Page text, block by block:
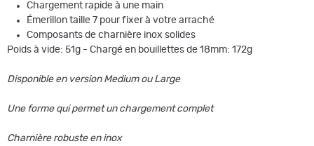
Chargement rapide à une main
Émerillon taille 7 pour fixer à votre arraché
Composants de charnière inox solides
Poids à vide: 51g - Chargé en bouillettes de 18mm: 172g
Disponible en version Medium ou Large
Une forme qui permet un chargement complet
Charnière robuste en inox